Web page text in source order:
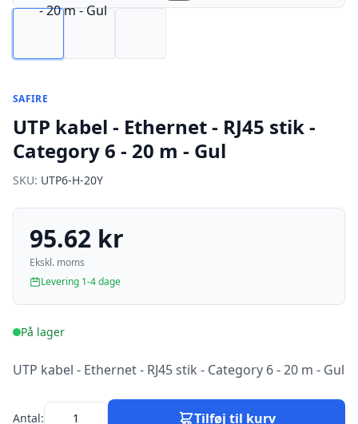
SAFIRE
UTP kabel - Ethernet - RJ45 stik -
Category 6 - 20 m - Gul
SKU: UTP6-H-20Y
95.62 kr
Ekskl. moms
Levering 1-4 dage
På lager
UTP kabel - Ethernet - RJ45 stik - Category 6 - 20 m - Gul
Antal: Tilføj til kurv